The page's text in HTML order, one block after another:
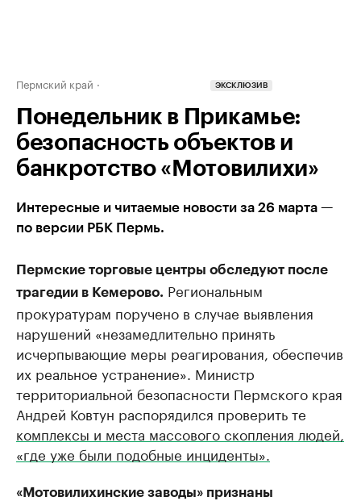
Пермский край ЭКСКЛЮЗИВ
Понедельник в Прикамье:
безопасность объектов и
банкротство «Мотовилихи»
Интересные и читаемые новости за 26 марта —
по версии РБК Пермь.
Пермские торговые центры обследуют после
трагедии в Кемерово. Региональным
прокуратурам поручено в случае выявления
нарушений «незамедлительно принять
исчерпывающие меры реагирования, обеспечив
их реальное устранение». Министр
территориальной безопасности Пермского края
Андрей Ковтун распорядился проверить те
комплексы и места массового скопления людей,
«где уже были подобные инциденты».
«Мотовилихинские заводы» признаны